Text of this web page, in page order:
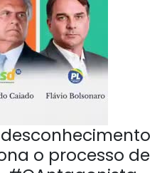
o processo de